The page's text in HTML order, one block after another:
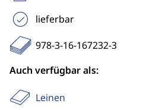
lieferbar
978-3-16-167232-3
Auch verfügbar als:
Leinen